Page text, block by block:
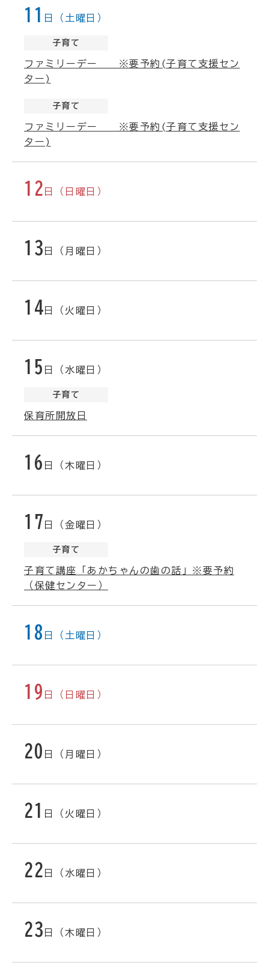
11 日（土曜日）
子育て
ファミリーデー ※要予約(子育て支援セン
ター)
子育て
ファミリーデー ※要予約(子育て支援セン
ター)
12 日（日曜日）
13 日（月曜日）
14 日（火曜日）
15 日（水曜日）
子育て
保育所開放日
16 日（木曜日）
17 日（金曜日）
子育て
子育て講座「あかちゃんの歯の話」※要予約
（保健センター）
18 日（土曜日）
19 日（日曜日）
20 日（月曜日）
21 日（火曜日）
22 日（水曜日）
23 日（木曜日）